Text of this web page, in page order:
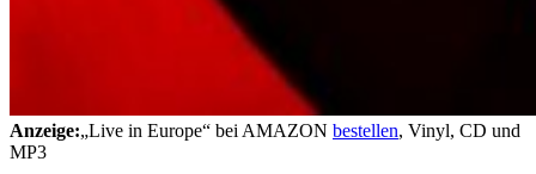
Anzeige:„Live in Europe“ bei AMAZON bestellen, Vinyl, CD und
MP3